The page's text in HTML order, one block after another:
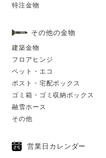
特注金物
その他の金物
建築金物
フロアヒンジ
ペット・エコ
ポスト・宅配ボックス
ゴミ箱・ゴミ収納ボックス
融雪ホース
その他
営業日カレンダー